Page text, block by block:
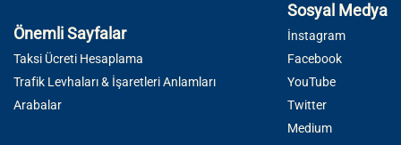
Önemli Sayfalar
Taksi Ücreti Hesaplama
Trafik Levhaları & İşaretleri Anlamları
Arabalar
Sosyal Medya
İnstagram
Facebook
YouTube
Twitter
Medium